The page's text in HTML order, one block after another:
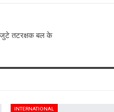
जुटे तटरक्षक बल के
INTERNATIONAL